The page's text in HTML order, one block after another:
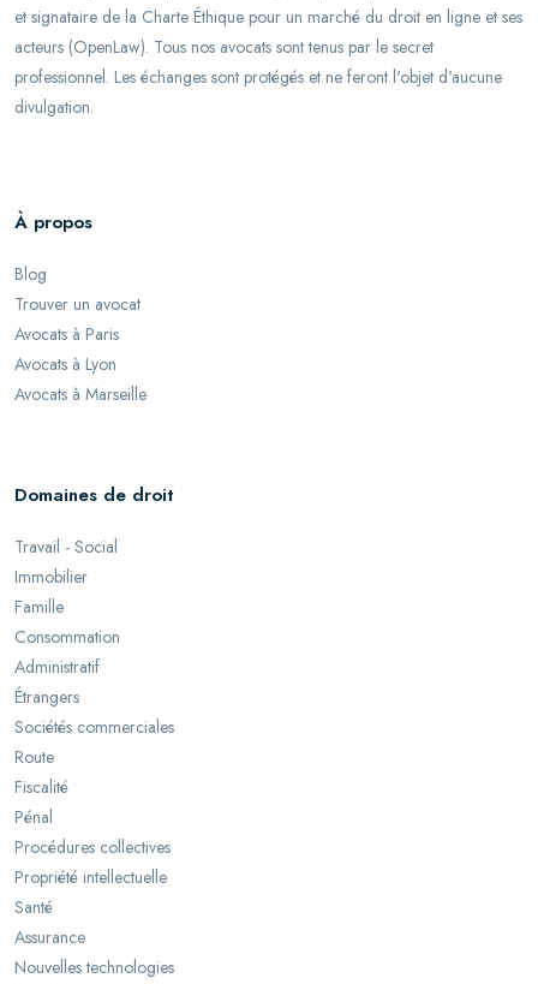
et signataire de la Charte Éthique pour un marché du droit en ligne et ses
acteurs (OpenLaw). Tous nos avocats sont tenus par le secret
professionnel. Les échanges sont protégés et ne feront l'objet d'aucune
divulgation.
À propos
Blog
Trouver un avocat
Avocats à Paris
Avocats à Lyon
Avocats à Marseille
Domaines de droit
Travail - Social
Immobilier
Famille
Consommation
Administratif
Étrangers
Sociétés commerciales
Route
Fiscalité
Pénal
Procédures collectives
Propriété intellectuelle
Santé
Assurance
Nouvelles technologies